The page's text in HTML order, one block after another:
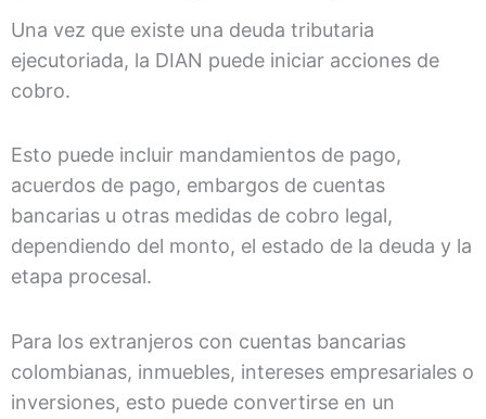
Una vez que existe una deuda tributaria
ejecutoriada, la DIAN puede iniciar acciones de
cobro.
Esto puede incluir mandamientos de pago,
acuerdos de pago, embargos de cuentas
bancarias u otras medidas de cobro legal,
dependiendo del monto, el estado de la deuda y la
etapa procesal.
Para los extranjeros con cuentas bancarias
colombianas, inmuebles, intereses empresariales o
inversiones, esto puede convertirse en un